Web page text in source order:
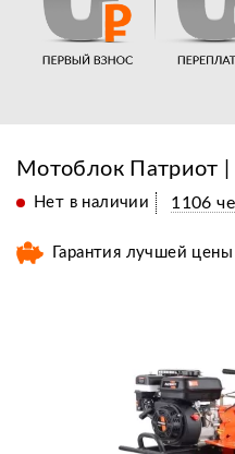
Мотоблок Патриот |
Нет в наличии 1106
Гарантия лучшей цены